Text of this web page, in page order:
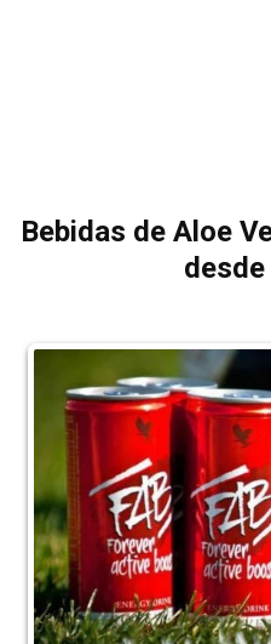
Bebidas de Aloe